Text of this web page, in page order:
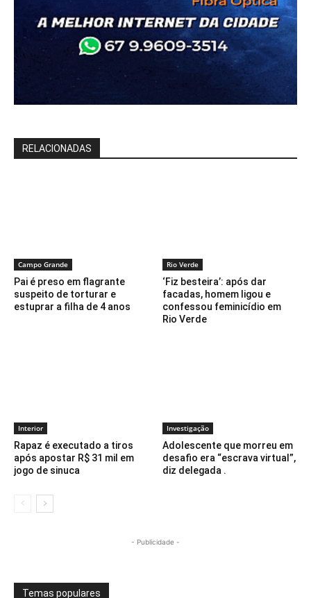
RELACIONADAS
Campo Grande
Pai é preso em flagrante
suspeito de torturar e
estuprar a filha de 4 anos
Rio Verde
‘Fiz besteira’: após dar
facadas, homem ligou e
confessou feminicídio em
Rio Verde
Interior
Rapaz é executado a tiros
após apostar R$ 31 mil em
jogo de sinuca
Investigação
Adolescente que morreu em
desafio era “escrava virtual”,
diz delegada .
- Publicidade -
Temas populares